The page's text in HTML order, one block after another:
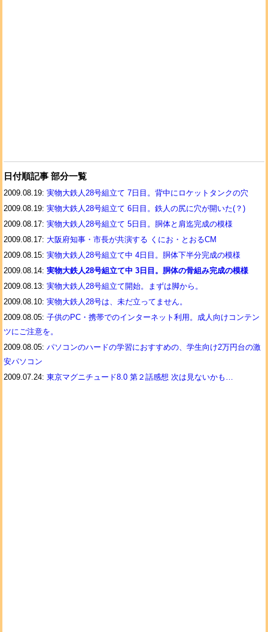
日付順記事 部分一覧
2009.08.19: 実物大鉄人28号組立て 7日目。背中にロケットタンクの穴
2009.08.19: 実物大鉄人28号組立て 6日目。鉄人の尻に穴が開いた(？)
2009.08.17: 実物大鉄人28号組立て 5日目。胴体と肩迄完成の模様
2009.08.17: 大阪府知事・市長が共演する くにお・とおるCM
2009.08.15: 実物大鉄人28号組立て中 4日目。胴体下半分完成の模様
2009.08.14: 実物大鉄人28号組立て中 3日目。胴体の骨組み完成の模様
2009.08.13: 実物大鉄人28号組立て開始。まずは脚から。
2009.08.10: 実物大鉄人28号は、未だ立ってません。
2009.08.05: 子供のPC・携帯でのインターネット利用。成人向けコンテン
ツにご注意を。
2009.08.05: パソコンのハードの学習におすすめの、学生向け2万円台の激
安パソコン
2009.07.24: 東京マグニチュード8.0 第２話感想 次は見ないかも…